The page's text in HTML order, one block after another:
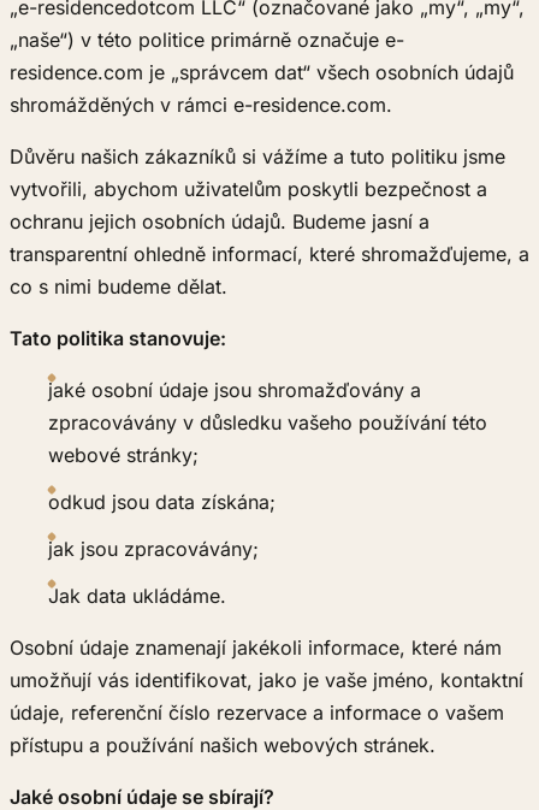
„e-residencedotcom LLC“ (označované jako „my“, „my“,
„naše“) v této politice primárně označuje e-
residence.com je „správcem dat“ všech osobních údajů
shromážděných v rámci e-residence.com.
Důvěru našich zákazníků si vážíme a tuto politiku jsme
vytvořili, abychom uživatelům poskytli bezpečnost a
ochranu jejich osobních údajů. Budeme jasní a
transparentní ohledně informací, které shromažďujeme, a
co s nimi budeme dělat.
Tato politika stanovuje:
jaké osobní údaje jsou shromažďovány a
zpracovávány v důsledku vašeho používání této
webové stránky;
odkud jsou data získána;
jak jsou zpracovávány;
Jak data ukládáme.
Osobní údaje znamenají jakékoli informace, které nám
umožňují vás identifikovat, jako je vaše jméno, kontaktní
údaje, referenční číslo rezervace a informace o vašem
přístupu a používání našich webových stránek.
Jaké osobní údaje se sbírají?